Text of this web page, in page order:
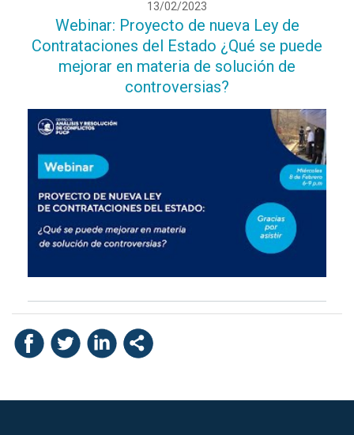
13/02/2023
Webinar: Proyecto de nueva Ley de
Contrataciones del Estado ¿Qué se puede
mejorar en materia de solución de
controversias?